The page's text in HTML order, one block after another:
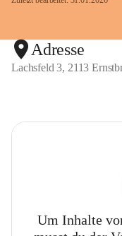
Adresse
Lachsfeld 3, 2113
Um Inhalte